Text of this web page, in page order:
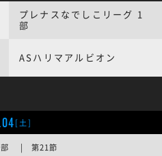
プレナスなでしこリーグ 1
部
ASハリマアルビオン
[土]
1部 | 第21節